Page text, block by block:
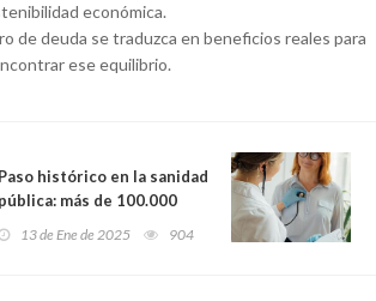
económica.
de deuda se traduzca en beneficios reales para
ese equilibrio.
Paso histórico en la sanidad
pública: más de 100.000
personas cambiarán de
13 de Ene de 2025 904